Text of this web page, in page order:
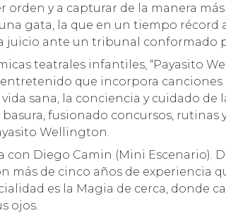
orden y a capturar de la manera
gata, la que en un tiempo récord
juicio ante un tribunal conformado
teatrales infantiles, “Payasito
que incorpora canciones
sana, la conciencia y cuidado de
fusionado concursos, rutinas
Wellington.
con Diego Camin (Mini Escenario).
más de cinco años de experiencia
es la Magia de cerca, donde
ojos.